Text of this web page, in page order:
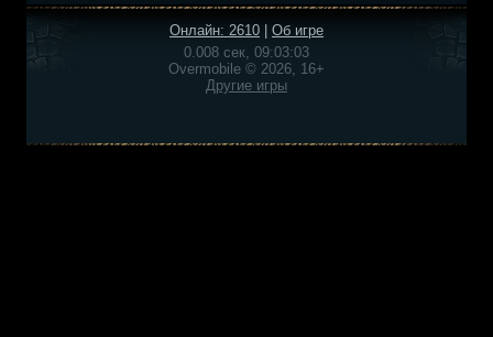
Онлайн: 2610
Об игре
0.008 сек, 09:03:03
Overmobile © 2026, 16+
Другие игры